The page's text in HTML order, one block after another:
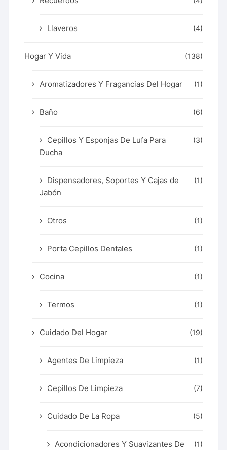
Llaveros (4)
Hogar Y Vida (138)
Aromatizadores Y Fragancias Del Hogar (1)
Baño (6)
Cepillos Y Esponjas De Lufa Para
Ducha
(3)
Dispensadores, Soportes Y Cajas de
Jabón
(1)
Otros (1)
Porta Cepillos Dentales (1)
Cocina (1)
Termos (1)
Cuidado Del Hogar (19)
Agentes De Limpieza (1)
Cepillos De Limpieza (7)
Cuidado De La Ropa (5)
Acondicionadores Y Suavizantes De
(1)